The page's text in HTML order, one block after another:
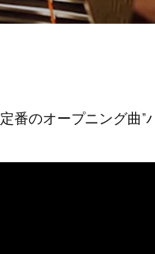
のオープニング曲”